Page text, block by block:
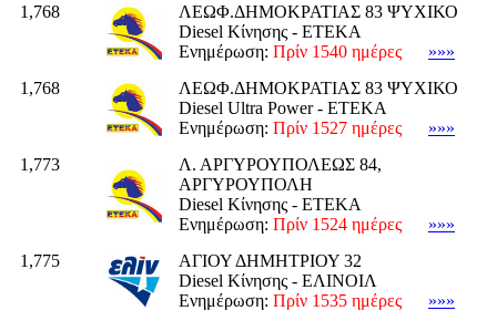
1,768
ΛΕΩΦ.ΔΗΜΟΚΡΑΤΙΑΣ 83 ΨΥΧΙΚΟ
Diesel Κίνησης - ΕΤΕΚΑ
Ενημέρωση: Πρίν 1540 ημέρες
»»»
1,768
ΛΕΩΦ.ΔΗΜΟΚΡΑΤΙΑΣ 83 ΨΥΧΙΚΟ
Diesel Ultra Power - ΕΤΕΚΑ
Ενημέρωση: Πρίν 1527 ημέρες
»»»
1,773
Λ. ΑΡΓΥΡΟΥΠΟΛΕΩΣ 84,
ΑΡΓΥΡΟΥΠΟΛΗ
Diesel Κίνησης - ΕΤΕΚΑ
Ενημέρωση: Πρίν 1524 ημέρες
»»»
1,775
ΑΓΙΟΥ ΔΗΜΗΤΡΙΟΥ 32
Diesel Κίνησης - ΕΛΙΝΟΙΛ
Ενημέρωση: Πρίν 1535 ημέρες
»»»